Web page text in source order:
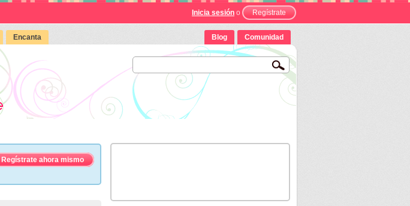
Inicia sesión o Regístrate
Encanta Blog Comunidad
Regístrate ahora mismo